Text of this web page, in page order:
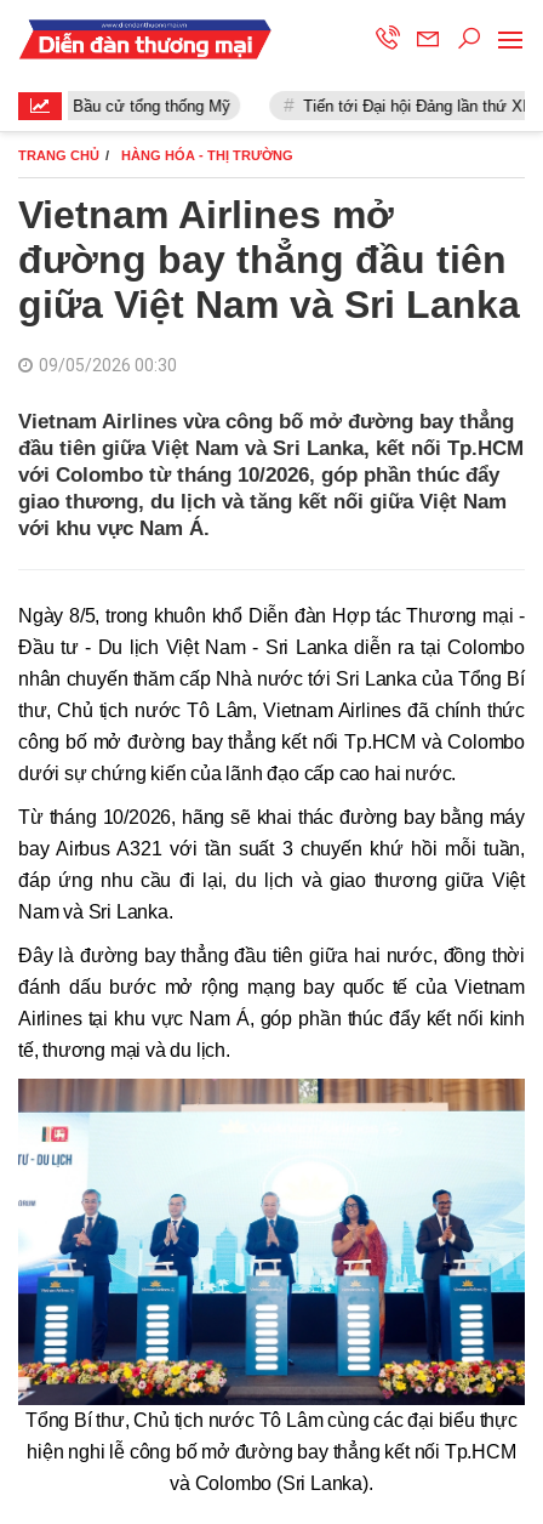
Bầu cử tổng thống Mỹ Tiến tới Đại hội Đảng lần thứ XIII
TRANG CHỦ HÀNG HÓA - THỊ TRƯỜNG
Vietnam Airlines mở
đường bay thẳng đầu tiên
giữa Việt Nam và Sri Lanka
09/05/2026 00:30
Vietnam Airlines vừa công bố mở đường bay thẳng
đầu tiên giữa Việt Nam và Sri Lanka, kết nối Tp.HCM
với Colombo từ tháng 10/2026, góp phần thúc đẩy
giao thương, du lịch và tăng kết nối giữa Việt Nam
với khu vực Nam Á.
Ngày 8/5, trong khuôn khổ Diễn đàn Hợp tác Thương mại -
Đầu tư - Du lịch Việt Nam - Sri Lanka diễn ra tại Colombo
nhân chuyến thăm cấp Nhà nước tới Sri Lanka của Tổng Bí
thư, Chủ tịch nước Tô Lâm, Vietnam Airlines đã chính thức
công bố mở đường bay thẳng kết nối Tp.HCM và Colombo
dưới sự chứng kiến của lãnh đạo cấp cao hai nước.
Từ tháng 10/2026, hãng sẽ khai thác đường bay bằng máy
bay Airbus A321 với tần suất 3 chuyến khứ hồi mỗi tuần,
đáp ứng nhu cầu đi lại, du lịch và giao thương giữa Việt
Nam và Sri Lanka.
Đây là đường bay thẳng đầu tiên giữa hai nước, đồng thời
đánh dấu bước mở rộng mạng bay quốc tế của Vietnam
Airlines tại khu vực Nam Á, góp phần thúc đẩy kết nối kinh
tế, thương mại và du lịch.
Tổng Bí thư, Chủ tịch nước Tô Lâm cùng các đại biểu thực
hiện nghi lễ công bố mở đường bay thẳng kết nối Tp.HCM
và Colombo (Sri Lanka).